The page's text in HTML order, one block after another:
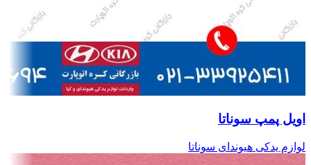
اویل پمپ سوناتا
لوازم یدکی هیوندای سوناتا